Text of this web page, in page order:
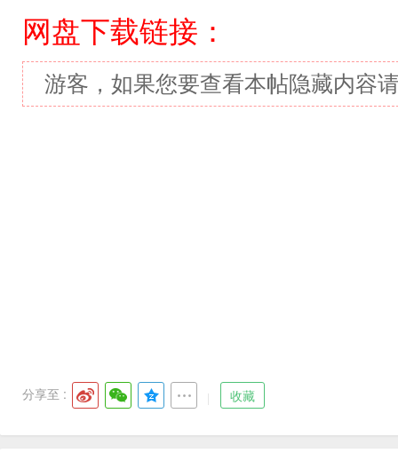
网盘下载链接：
游客，如果您要查看本帖隐藏内容
分享至 : 收藏